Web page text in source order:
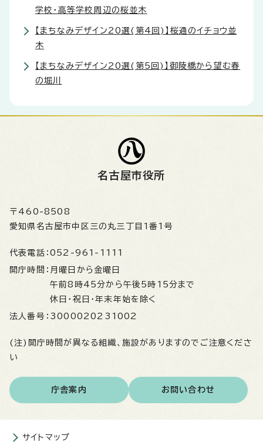
学校・高等学校周辺の桜並木
【まちなみデザイン20選(第4回)】桜通のイチョウ並
木
【まちなみデザイン20選(第5回)】御陵橋から望む春
の堀川
名古屋市役所
〒460-8508
愛知県名古屋市中区三の丸三丁目1番1号
代表電話： 052-961-1111
開庁時間： 月曜日から金曜日
午前8時45分から午後5時15分まで
休日・祝日・年末年始を除く
法人番号： 3000020231002
(注)開庁時間が異なる組織、施設がありますのでご注意くださ
い
庁舎案内 お問い合わせ
サイトマップ